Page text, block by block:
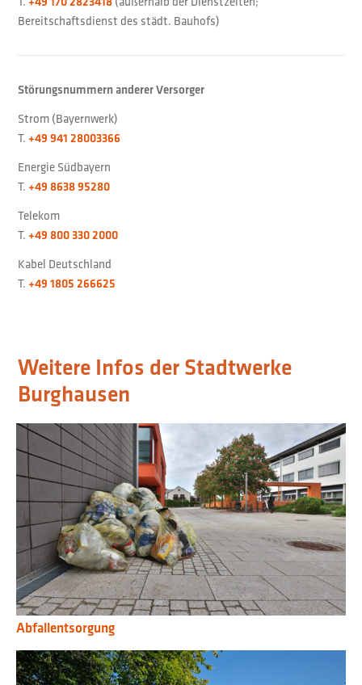
Bereitschaftsdienst des städt. Bauhofs)
Störungsnummern anderer Versorger
Strom (Bayernwerk)
T.+49 941 28003366
Energie Südbayern
T.+49 8638 95280
Telekom
T.+49 800 330 2000
Kabel Deutschland
T.+49 1805 266625
Weitere Infos der Stadtwerke
Burghausen
Abfallentsorgung